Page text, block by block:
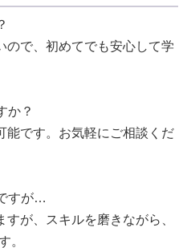
ので、初めてでも安心して学
か？
能です。お気軽にご相談くだ
すが…
が、スキルを磨きながら、
。